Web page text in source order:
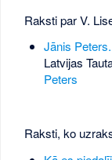
Raksti par V.
Jānis
Latvijas
Peters
Raksti, ko